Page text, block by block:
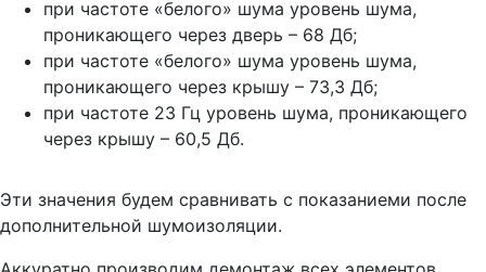
при частоте «белого» шума уровень шума,
проникающего через дверь – 68 Дб;
при частоте «белого» шума уровень шума,
проникающего через крышу – 73,3 Дб;
при частоте 23 Гц уровень шума, проникающего
через крышу – 60,5 Дб.
Эти значения будем сравнивать с показаниеми после
дополнительной шумоизоляции.